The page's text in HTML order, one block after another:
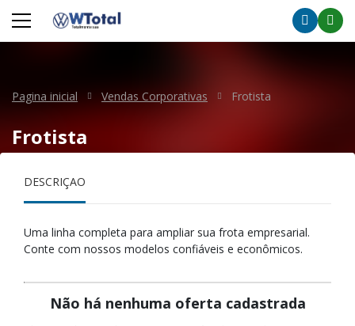
Pagina inicial Vendas Corporativas Frotista
Frotista
DESCRIÇÃO
Uma linha completa para ampliar sua frota empresarial.
Conte com nossos modelos confiáveis e econômicos.
Não há nenhuma oferta cadastrada